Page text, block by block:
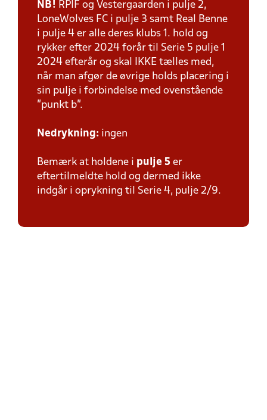
NB! RPIF og Vestergaarden i pulje 2,
LoneWolves FC i pulje 3 samt Real Benne
i pulje 4 er alle deres klubs 1. hold og
rykker efter 2024 forår til Serie 5 pulje 1
2024 efterår og skal IKKE tælles med,
når man afgør de øvrige holds placering i
sin pulje i forbindelse med ovenstående
”punkt b”.
Nedrykning: ingen
Bemærk at holdene i pulje 5 er
eftertilmeldte hold og dermed ikke
indgår i oprykning til Serie 4, pulje 2/9.